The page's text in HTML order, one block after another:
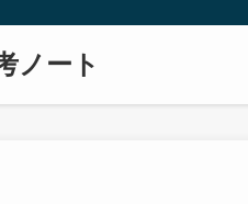
ノート